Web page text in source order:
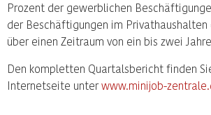
Prozent der gewerblichen
der Beschäftigungen im Privathaushalten
über einen Zeitraum von ein bis zwei
Den kompletten Quartalsbericht finden
Internetseite unter www.minijob-